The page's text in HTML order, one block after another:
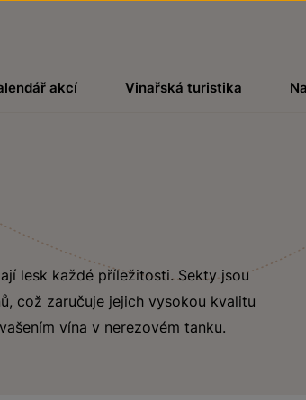
akcí Vinařská turistika
lesk každé příležitosti. Sekty jsou
což zaručuje jejich vysokou kvalitu
vína v nerezovém tanku.